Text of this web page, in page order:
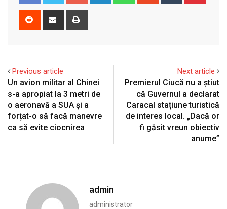
Reddit
Share
Previous article
Un avion militar al Chinei
s-a apropiat la 3 metri de
o aeronavă a SUA și a
forțat-o să facă manevre
ca să evite ciocnirea
Next article
Premierul Ciucă nu a știut
că Guvernul a declarat
Caracal stațiune turistică
de interes local. „Dacă or
fi găsit vreun obiectiv
anume”
admin
administrator